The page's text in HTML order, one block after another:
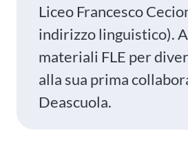
Liceo Francesco
indirizzo linguistico).
materiali FLE per
alla sua prima
Deascuola.